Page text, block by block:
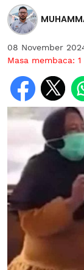
08 November
Masa membaca: 1